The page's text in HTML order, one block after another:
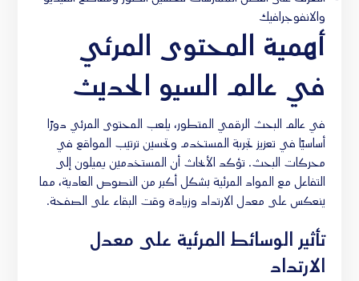
والانفوجرافيك
أهمية المحتوى المرئي
في عالم السيو الحديث
في عالم البحث الرقمي المتطور، يلعب المحتوى المرئي دورًا
أساسيًا في تعزيز تجربة المستخدم وتحسين ترتيب المواقع في
محركات البحث. تؤكد الأبحاث أن المستخدمين يميلون إلى
التفاعل مع المواد المرئية بشكل أكبر من النصوص العادية، مما
ينعكس على معدل الارتداد وزيادة وقت البقاء على الصفحة.
تأثير الوسائط المرئية على معدل
الارتداد